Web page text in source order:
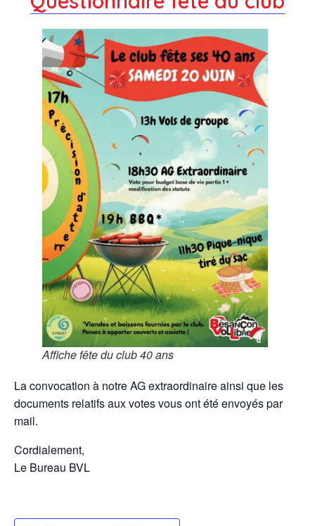
Affiche fête du club 40 ans
La convocation à notre AG extraordinaire ainsi que les
documents relatifs aux votes vous ont été envoyés par
mail.
Cordialement,
Le Bureau BVL